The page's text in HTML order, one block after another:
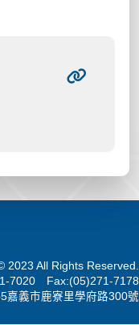
All Rights Reserved.
7020 Fax:(05)271-7178
嘉義市鹿寮里學府路300號